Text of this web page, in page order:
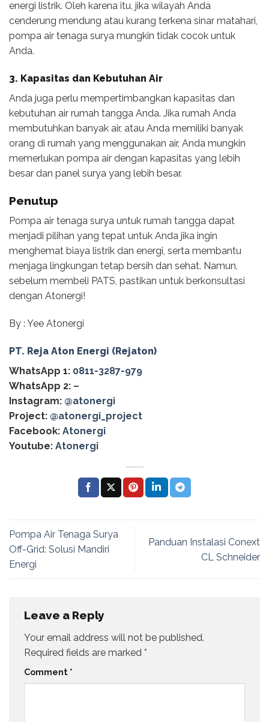
energi listrik. Oleh karena itu, jika wilayah Anda
cenderung mendung atau kurang terkena sinar matahari,
pompa air tenaga surya mungkin tidak cocok untuk
Anda.
3. Kapasitas dan Kebutuhan Air
Anda juga perlu mempertimbangkan kapasitas dan
kebutuhan air rumah tangga Anda. Jika rumah Anda
membutuhkan banyak air, atau Anda memiliki banyak
orang di rumah yang menggunakan air, Anda mungkin
memerlukan pompa air dengan kapasitas yang lebih
besar dan panel surya yang lebih besar.
Penutup
Pompa air tenaga surya untuk rumah tangga dapat
menjadi pilihan yang tepat untuk Anda jika ingin
menghemat biaya listrik dan energi, serta membantu
menjaga lingkungan tetap bersih dan sehat. Namun,
sebelum membeli PATS, pastikan untuk berkonsultasi
dengan Atonergi!
By : Yee Atonergi
PT. Reja Aton Energi (Rejaton)
WhatsApp 1: 0811-3287-979
WhatsApp 2: –
Instagram: @atonergi
Project: @atonergi_project
Facebook: Atonergi
Youtube: Atonergi
Pompa Air Tenaga Surya
Off-Grid: Solusi Mandiri
Energi
Panduan Instalasi Conext
CL Schneider
Leave a Reply
Your email address will not be published.
Required fields are marked *
Comment *